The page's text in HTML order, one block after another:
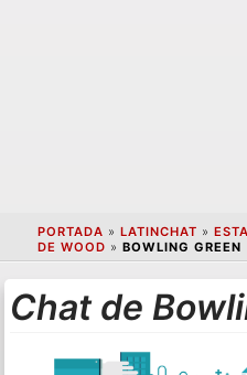
PORTADA » LATINCHAT »
DE WOOD » BOWLING GREEN
Chat de